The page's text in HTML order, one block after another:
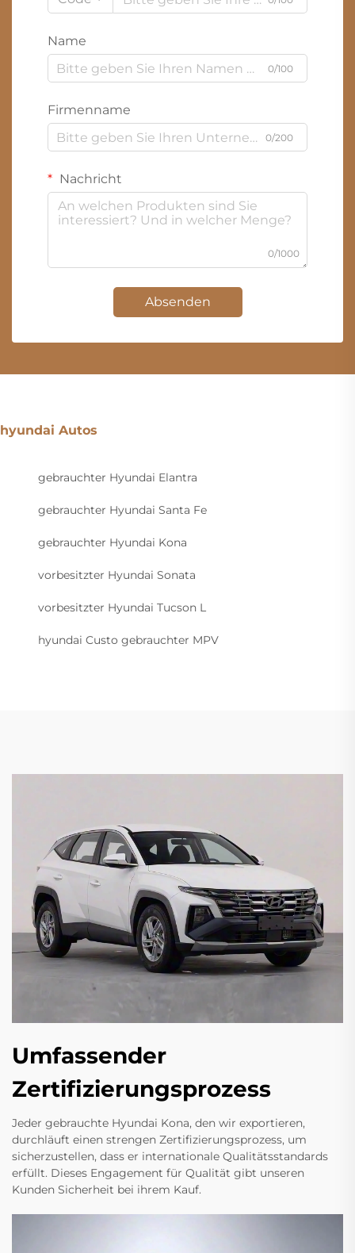
Name
0/100
Firmenname
0/200
Nachricht
0/1000
Absenden
hyundai Autos
gebrauchter Hyundai Elantra
gebrauchter Hyundai Santa Fe
gebrauchter Hyundai Kona
vorbesitzter Hyundai Sonata
vorbesitzter Hyundai Tucson L
hyundai Custo gebrauchter MPV
Umfassender
Zertifizierungsprozess
Jeder gebrauchte Hyundai Kona, den wir exportieren,
durchläuft einen strengen Zertifizierungsprozess, um
sicherzustellen, dass er internationale Qualitätsstandards
erfüllt. Dieses Engagement für Qualität gibt unseren
Kunden Sicherheit bei ihrem Kauf.